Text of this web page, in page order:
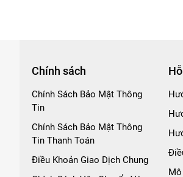
Chính sách
Chính Sách Bảo Mật Thông
Tin
Chính Sách Bảo Mật Thông
Tin Thanh Toán
Điều Khoản Giao Dịch Chung